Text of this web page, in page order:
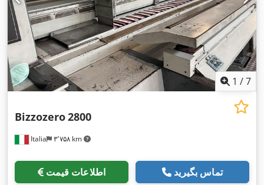
1 /7
Italia ۳٬۷۵۸ km
Bizzozero2800
اطلاعات قیمت تماس بگیرید